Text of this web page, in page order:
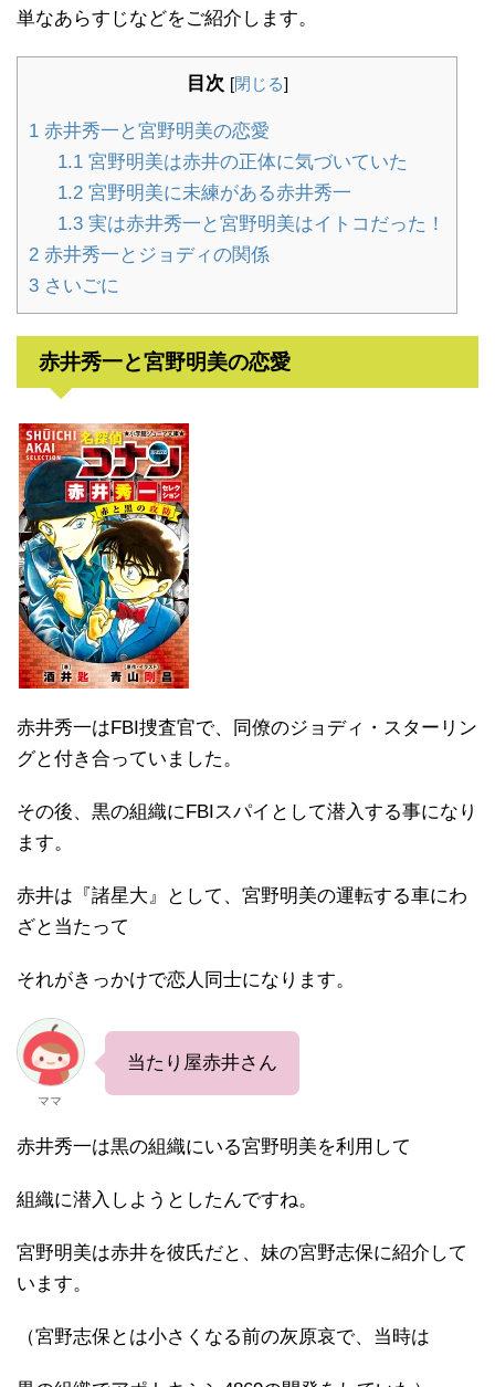
単なあらすじなどをご紹介します。
目次 [閉じる]
1 赤井秀一と宮野明美の恋愛
1.1宮野明美は赤井の正体に気づいていた
1.2宮野明美に未練がある赤井秀一
1.3実は赤井秀一と宮野明美はイトコだった！
2 赤井秀一とジョディの関係
3 さいごに
赤井秀一と宮野明美の恋愛
赤井秀一はFBI捜査官で、同僚のジョディ・スターリン
グと付き合っていました。
その後、黒の組織にFBIスパイとして潜入する事になり
ます。
赤井は『諸星大』として、宮野明美の運転する車にわ
ざと当たって
それがきっかけで恋人同士になります。
ママ
当たり屋赤井さん
赤井秀一は黒の組織にいる宮野明美を利用して
組織に潜入しようとしたんですね。
宮野明美は赤井を彼氏だと、妹の宮野志保に紹介して
います。
（宮野志保とは小さくなる前の灰原哀で、当時は